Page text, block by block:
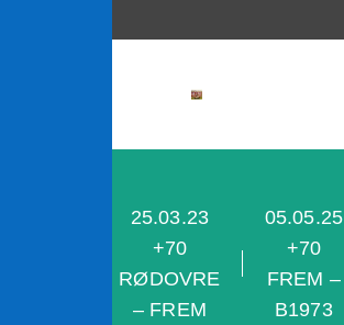
25.03.23
+70
RØDOVRE
– FREM
05.05.25
+70
FREM –
B1973